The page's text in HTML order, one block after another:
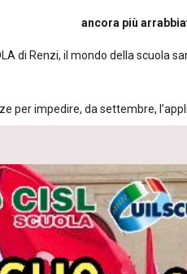
ancora più
di Renzi, il mondo della scuola
per impedire, da settembre,